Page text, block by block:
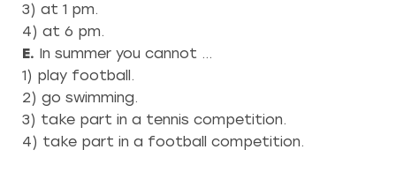
3) at 1 pm.
4) at 6 pm.
E. In summer you cannot …
1) play football.
2) go swimming.
3) take part in a tennis competition.
4) take part in a football competition.